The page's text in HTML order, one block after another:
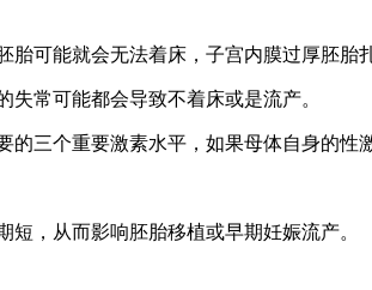
可能就会无法着床，子宫内膜过厚胚胎
常可能都会导致不着床或是流产。
三个重要激素水平，如果母体自身的性
，从而影响胚胎移植或早期妊娠流产。